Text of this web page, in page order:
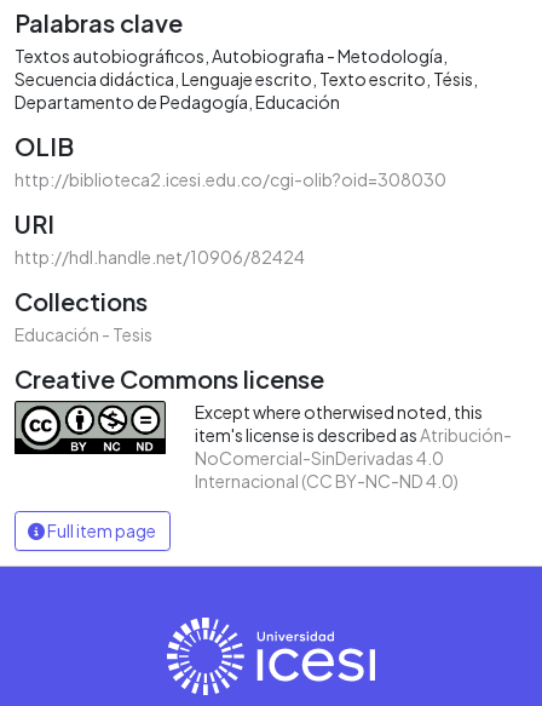
Palabras clave
Textos autobiográficos Autobiografia - Metodología
Secuencia didáctica Lenguaje escrito Texto escrito Tésis
Departamento de Pedagogía Educación
OLIB
http://biblioteca2.icesi.edu.co/cgi-olib?oid=308030
URI
http://hdl.handle.net/10906/82424
Collections
Educación - Tesis
Creative Commons license
Except where otherwised noted, this
item's license is described asAtribución-
NoComercial-SinDerivadas 4.0
Internacional (CC BY-NC-ND 4.0)
Full item page